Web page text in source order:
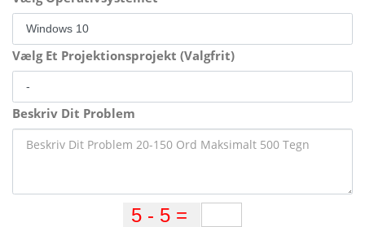
Vælg Et Projektionsprojekt (Valgfrit)
Beskriv Dit Problem